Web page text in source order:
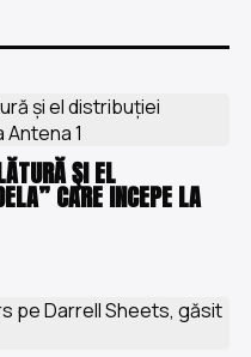
ŞI EL
CARE INCEPE LA